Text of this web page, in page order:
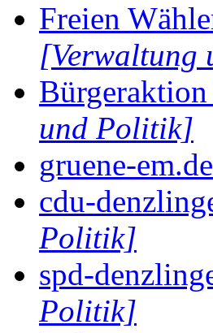
Freien
[Verwaltung
und Politik]
gruene-
cdu-
Politik]
spd-
Politik]